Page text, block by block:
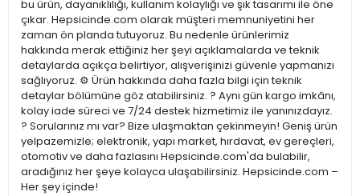
bu ürün, dayanıklılığı, kullanım kolaylığı ve şık tasarımı ile öne
çıkar. Hepsicinde.com olarak müşteri memnuniyetini her
zaman ön planda tutuyoruz. Bu nedenle ürünlerimiz
hakkında merak ettiğiniz her şeyi açıklamalarda ve teknik
detaylarda açıkça belirtiyor, alışverişinizi güvenle yapmanızı
sağlıyoruz. ⚙️ Ürün hakkında daha fazla bilgi için teknik
detaylar bölümüne göz atabilirsiniz. ? Aynı gün kargo imkânı,
kolay iade süreci ve 7/24 destek hizmetimiz ile yanınızdayız.
? Sorularınız mı var? Bize ulaşmaktan çekinmeyin! Geniş ürün
yelpazemizle; elektronik, yapı market, hırdavat, ev gereçleri,
otomotiv ve daha fazlasını Hepsicinde.com'da bulabilir,
aradığınız her şeye kolayca ulaşabilirsiniz. Hepsicinde.com –
Her şey içinde!